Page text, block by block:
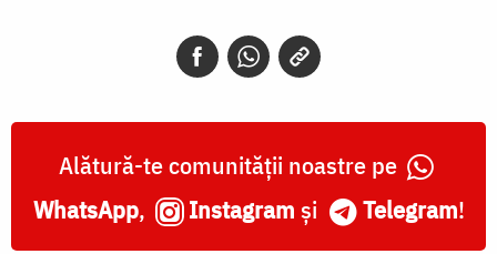
Alătură-te comunității noastre pe
WhatsApp, Instagram și Telegram!